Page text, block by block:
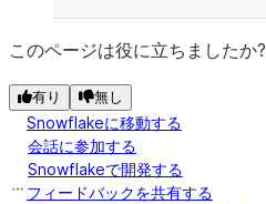
このページは役に立ちましたか?
有り 無し
Snowflakeに移動する
会話に参加する
Snowflakeで開発する
フィードバックを共有する